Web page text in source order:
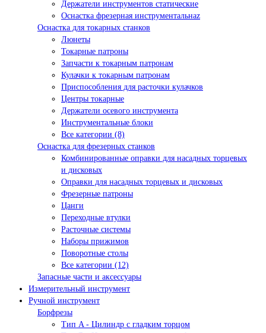
Держатели инструментов статические
Оснастка фрезерная инструментальнаz
Оснастка для токарных станков
Люнеты
Токарные патроны
Запчасти к токарным патронам
Кулачки к токарным патронам
Приспособления для расточки кулачков
Центры токарные
Держатели осевого инструмента
Инструментальные блоки
Все категории (8)
Оснастка для фрезерных станков
Комбинированные оправки для насадных торцевых
и дисковых
Оправки для насадных торцевых и дисковых
Фрезерные патроны
Цанги
Переходные втулки
Расточные системы
Наборы прижимов
Поворотные столы
Все категории (12)
Запасные части и аксессуары
Измерительный инструмент
Ручной инструмент
Борфрезы
Тип A - Цилиндр с гладким торцом